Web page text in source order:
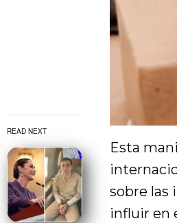
READ NEXT
Esta
sobre las
influir en